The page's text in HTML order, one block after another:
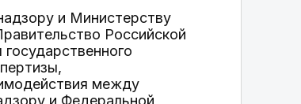
и Министерству
Российской
между
и Федеральной